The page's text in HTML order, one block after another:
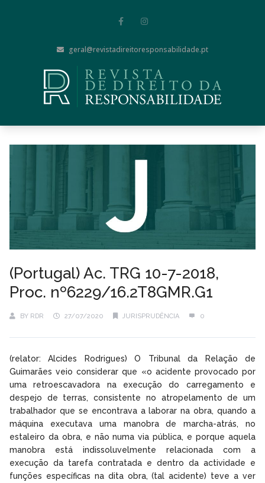
geral@revistadireitoresponsabilidade.pt
(Portugal) Ac. TRG 10-7-2018,
Proc. nº6229/16.2T8GMR.G1
BY RDR 27/07/2020 JURISPRUDÊNCIA 0
(relator: Alcides Rodrigues) O Tribunal da Relação de
Guimarães veio considerar que «o acidente provocado por
uma retroescavadora na execução do carregamento e
despejo de terras, consistente no atropelamento de um
trabalhador que se encontrava a laborar na obra, quando a
máquina executava uma manobra de marcha-atrás, no
estaleiro da obra, e não numa via pública, e porque aquela
manobra está indissoluvelmente relacionada com a
execução da tarefa contratada e dentro da actividade e
funções específicas na dita obra, (tal acidente) teve a ver